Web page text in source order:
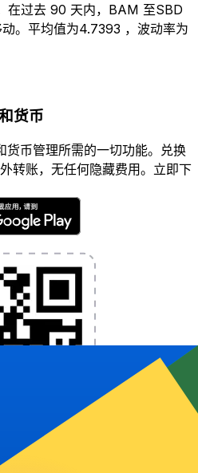
在过去 90 天内，BAM 至SBD
。平均值为4.7393 ，波动率为
货币
货币管理所需的一切功能。兑换
转账，无任何隐藏费用。立即下